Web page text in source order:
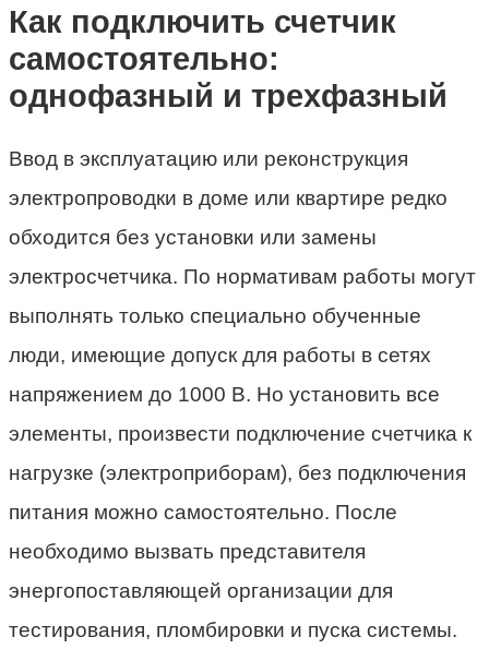
Как подключить счетчик
самостоятельно:
однофазный и трехфазный
Ввод в эксплуатацию или реконструкция
электропроводки в доме или квартире редко
обходится без установки или замены
электросчетчика. По нормативам работы могут
выполнять только специально обученные
люди, имеющие допуск для работы в сетях
напряжением до 1000 В. Но установить все
элементы, произвести подключение счетчика к
нагрузке (электроприборам), без подключения
питания можно самостоятельно. После
необходимо вызвать представителя
энергопоставляющей организации для
тестирования, пломбировки и пуска системы.